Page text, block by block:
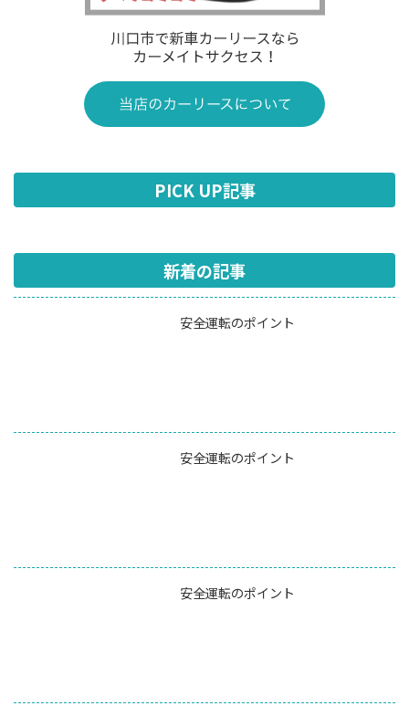
PICK UP記事
新着の記事
安全運転のポイント
安全運転のポイント
安全運転のポイント